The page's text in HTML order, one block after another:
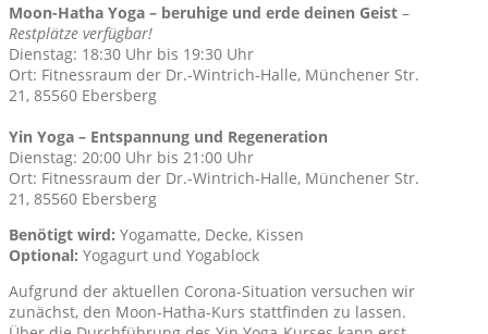
Moon-Hatha Yoga – beruhige und erde deinen Geist –
Restplätze verfügbar!
Dienstag: 18:30 Uhr bis 19:30 Uhr
Ort: Fitnessraum der Dr.-Wintrich-Halle, Münchener Str.
21, 85560 Ebersberg
Yin Yoga – Entspannung und Regeneration
Dienstag: 20:00 Uhr bis 21:00 Uhr
Ort: Fitnessraum der Dr.-Wintrich-Halle, Münchener Str.
21, 85560 Ebersberg
Benötigt wird: Yogamatte, Decke, Kissen
Optional: Yogagurt und Yogablock
Aufgrund der aktuellen Corona-Situation versuchen wir
zunächst, den Moon-Hatha-Kurs stattfinden zu lassen.